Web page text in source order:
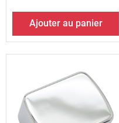
Ajouter au panier